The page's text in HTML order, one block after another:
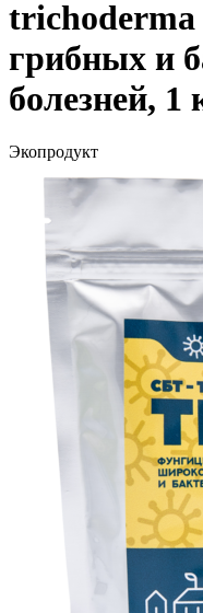
грибных и
болезней, 1
Экопродукт